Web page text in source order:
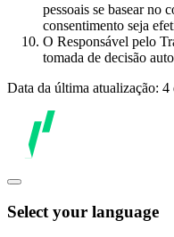
pessoais se basear no
consentimento seja
O Responsável pelo
tomada de decisão
Data da última atualização: 4
Select your language